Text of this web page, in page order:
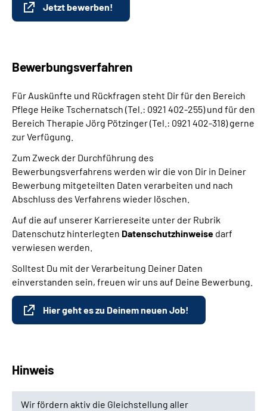
Jetzt bewerben!
Bewerbungsverfahren
Für Auskünfte und Rückfragen steht Dir für den Bereich
Pflege Heike Tschernatsch (Tel.: 0921 402-255) und für den
Bereich Therapie Jörg Pötzinger (Tel.: 0921 402-318) gerne
zur Verfügung.
Zum Zweck der Durchführung des
Bewerbungsverfahrens werden wir die von Dir in Deiner
Bewerbung mitgeteilten Daten verarbeiten und nach
Abschluss des Verfahrens wieder löschen.
Auf die auf unserer Karriereseite unter der Rubrik
Datenschutz hinterlegten Datenschutzhinweise darf
verwiesen werden.
Solltest Du mit der Verarbeitung Deiner Daten
einverstanden sein, freuen wir uns auf Deine Bewerbung.
Hier geht es zu Deinem neuen Job!
Hinweis
Wir fördern aktiv die Gleichstellung aller